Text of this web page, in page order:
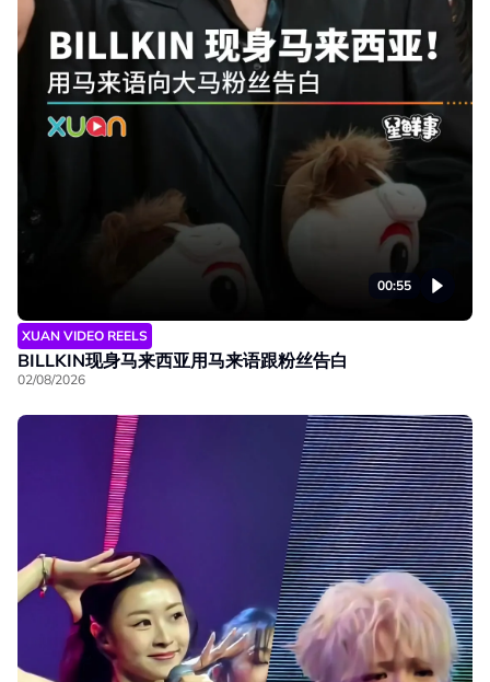
00:55
XUAN VIDEO REELS
BILLKIN现身马来西亚用马来语跟粉丝告白
02/08/2026